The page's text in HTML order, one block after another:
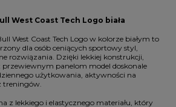
West Coast Tech Logo biała
West Coast Tech Logo w kolorze białym to
dla osób ceniących sportowy styl,
rozwiązania. Dzięki lekkiej konstrukcji,
przewiewnym panelom model doskonale
użytkowania, aktywności na
treningów.
z lekkiego i elastycznego materiału, który